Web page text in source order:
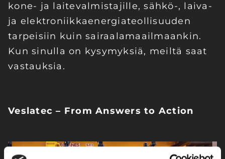
kone- ja laitevalmistajille, sähkö-, laiva-
ja elektroniikkaenergiateollisuuden
tarpeisiin kuin sairaalamaailmaankin.
Kun sinulla on kysymyksiä, meiltä saat
vastauksia.
Veslatec – From Answers to Action